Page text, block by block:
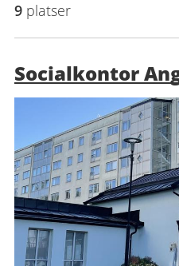
9 platser
Socialkontor